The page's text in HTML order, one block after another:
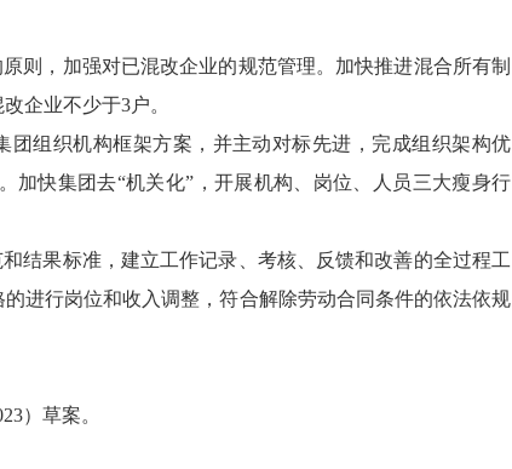
则，加强对已混改企业的规范管理。加快推进混合所有制
企业不少于3户。
团组织机构框架方案，并主动对标先进，完成组织架构优
加快集团去“机关化”，开展机构、岗位、人员三大瘦身行
结果标准，建立工作记录、考核、反馈和改善的全过程工
进行岗位和收入调整，符合解除劳动合同条件的依法依规
）草案。